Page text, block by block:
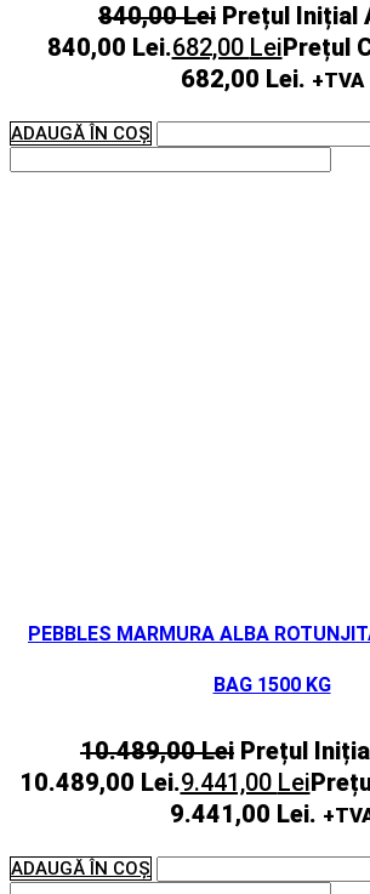
840,00Lei Prețul Inițial
840,00 Lei.682,00 LeiPrețul
682,00 Lei. +TVA
ADAUGĂ ÎN COȘ
PEBBLES MARMURA ALBA
BAG 1500 KG
10.489,00Lei Prețul
10.489,00 Lei.9.441,00 Lei
9.441,00 Lei.
ADAUGĂ ÎN COȘ